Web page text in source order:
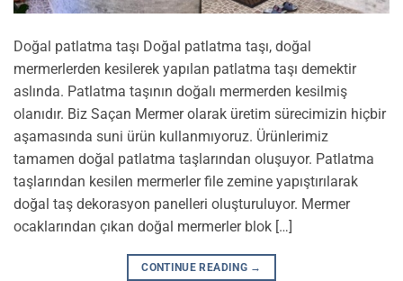
Doğal patlatma taşı Doğal patlatma taşı, doğal
mermerlerden kesilerek yapılan patlatma taşı demektir
aslında. Patlatma taşının doğalı mermerden kesilmiş
olanıdır. Biz Saçan Mermer olarak üretim sürecimizin hiçbir
aşamasında suni ürün kullanmıyoruz. Ürünlerimiz
tamamen doğal patlatma taşlarından oluşuyor. Patlatma
taşlarından kesilen mermerler file zemine yapıştırılarak
doğal taş dekorasyon panelleri oluşturuluyor. Mermer
ocaklarından çıkan doğal mermerler blok […]
CONTINUE READING →